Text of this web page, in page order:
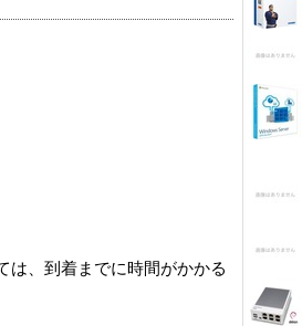
は、到着までに時間がかかる